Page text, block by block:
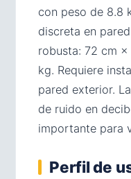
con peso de 8.8
discreta en
robusta: 72 cm
kg. Requiere
pared exterior.
de ruido en
importante para
Perfil de